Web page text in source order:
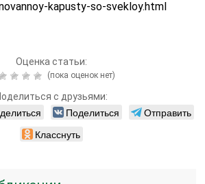
kapusty-so-svekloy.html
Оценка статьи:
(пока оценок нет)
с друзьями:
Поделиться
Отправить
Класснуть